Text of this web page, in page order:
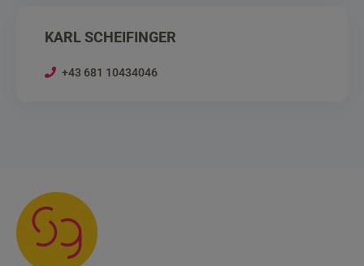
KARL SCHEIFINGER
+43 681 10434046